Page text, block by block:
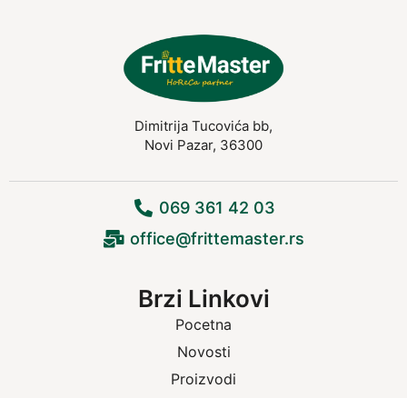
Dimitrija Tucovića bb,
Novi Pazar, 36300
069 361 42 03
office@frittemaster.rs
Brzi Linkovi
Pocetna
Novosti
Proizvodi